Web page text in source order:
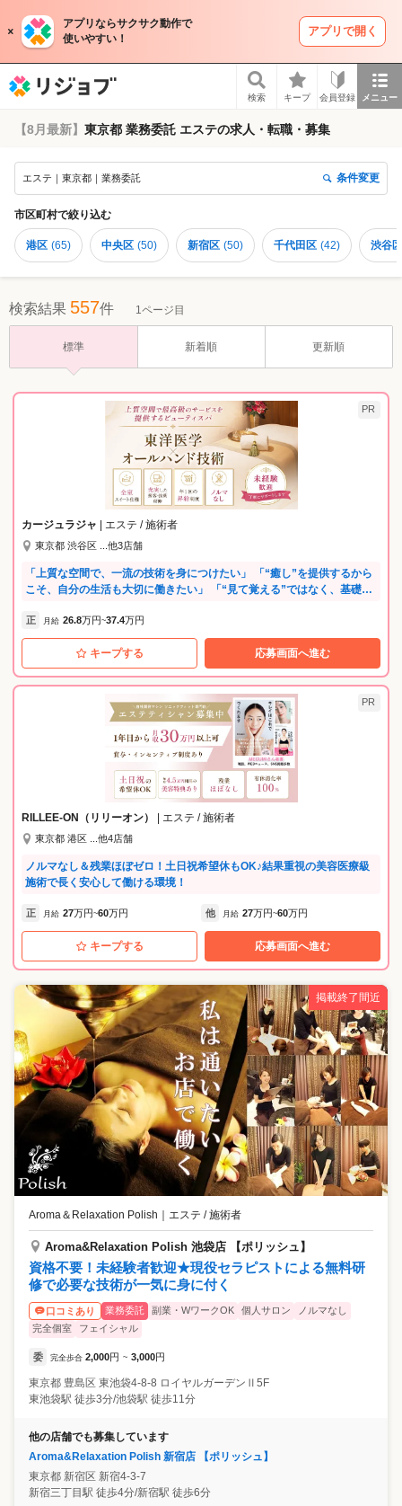
アプリならサクサク動作で
使いやすい！
アプリで開く
検索 キープ 会員登録 メニュー
【8月最新】 東京都 業務委託 エステの求人・転職・募集
エステ｜東京都｜業務委託 条件変更
市区町村で絞り込む
港区 (65) 中央区 (50) 新宿区 (50) 千代田区 (42) 渋谷区
検索結果 557件 1ページ目
標準 新着順 更新順
PR
カージュラジャ | エステ / 施術者
東京都 渋谷区 ...他3店舗
「上質な空間で、一流の技術を身につけたい」 「“癒し”を提供するから
こそ、自分の生活も大切に働きたい」 「“見て覚える”ではなく、基礎か
まっすぐ応えるのが〈カージュラジャ〉です。 入社後すぐに始まるの
は、業界では類を見ないほど手厚く体系化された“年単位”の研修。 座学
はもちろん、専任トレーナーからの研修など、約9カ月かけてボディメニ
ューをじっくり習得。さらに2～3年をかけてフェイシャル・ブライダ
ル…全技術の習得を目指します。 手厚いサポートのもと、“本物のプ
ロ”を目指せる環境が整っています。 《カージュラジャで働く5つの魅
やリンパマッサージとは異なり、経絡・気血水のバランスを整える「ス
イナマッサージ」を提供。 東洋医学に基づいた独自の技術は、“ただ気
持ちいい”だけでなく、お悩みの根本改善を目指します。 【POINT2：全
室スイート仕様の非日常ラグジュアリー】 高級ホテルや百貨店に構える
店舗は、受付から施術ルーム、サウナ、メイクスペースまで、上質さに
こだわった空間。働くセラピストもその一部として、お客様に“本物の癒
し”を届けます。 【POINT3：業界でも稀な“年単位”の研修】 東洋医学に
基づいた「スイナマッサージ」等の本格技術を、1つひとつ習得できるよ
う、2～3年かけた長期育成体制を整えています。 業界では珍しい、年単
位でじっくり技術を身につけられる環境だからこそ、経験ゼロからで
ご紹介しています。
正 月給 26.8万円~37.4万円
キープする 応募画面へ進む
PR
RILLEE-ON（リリーオン） | エステ / 施術者
東京都 港区 ...他4店舗
ノルマなし＆残業ほぼゼロ！土日祝希望休もOK♪結果重視の美容医療級
施術で長く安心して働ける環境！
正 月給 27万円~60万円 他 月給 27万円~60万円
キープする 応募画面へ進む
掲載終了間近
Aroma＆Relaxation Polish ｜ エステ / 施術者
Aroma&Relaxation Polish 池袋店 【ポリッシュ】
資格不要！未経験者歓迎★現役セラピストによる無料研
修で必要な技術が一気に身に付く
口コミあり 業務委託 副業・WワークOK 個人サロン
ノルマなし
完全個室
フェイシャル
委 完全歩合 2,000円 ~ 3,000円
東京都 豊島区 東池袋4-8-8 ロイヤルガーデンⅡ5F
東池袋駅 徒歩3分/池袋駅 徒歩11分
他の店舗でも募集しています
Aroma&Relaxation Polish 新宿店 【ポリッシュ】
東京都 新宿区 新宿4-3-7
新宿三丁目駅 徒歩4分/新宿駅 徒歩6分